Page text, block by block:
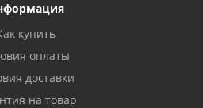
купить
оплаты
доставки
на товар